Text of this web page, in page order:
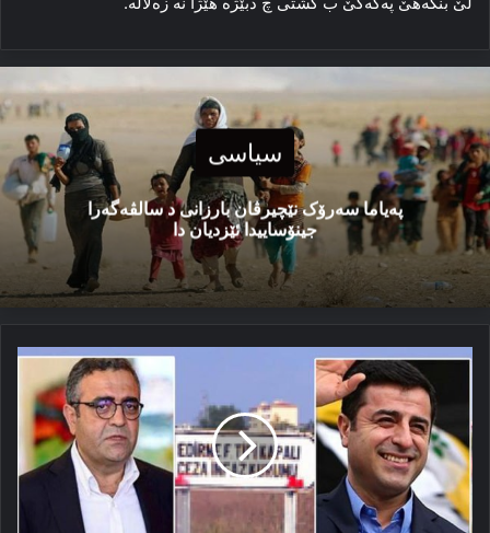
سیاسی
پەیاما سەرۆک نێچیرڤان بارزانی د سالڤەگەرا
جینۆساییدا ئێزدیان دا
ناخوازە
ناڤەرۆكا
ھەڤدیتنا
ب
دەمیرتاش
را
ئاشكەرا
بكە